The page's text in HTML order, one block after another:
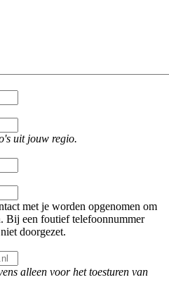
uit jouw regio.
met je worden opgenomen om
Bij een foutief telefoonnummer
doorgezet.
alleen voor het toesturen van